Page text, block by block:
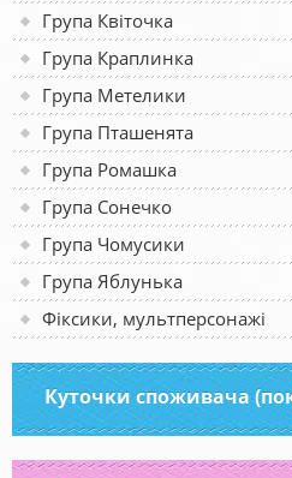
Група Квіточка
Група Краплинка
Група Метелики
Група Пташенята
Група Ромашка
Група Сонечко
Група Чомусики
Група Яблунька
Фіксики, мультперсонажі
Куточки споживача